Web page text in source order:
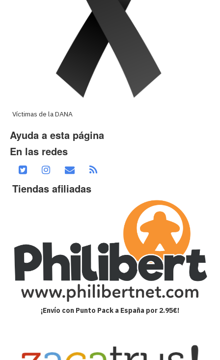
Víctimas de la DANA
Ayuda a esta página
En las redes
Tiendas afiliadas
¡Envío con Punto Pack a España por 2.95€!